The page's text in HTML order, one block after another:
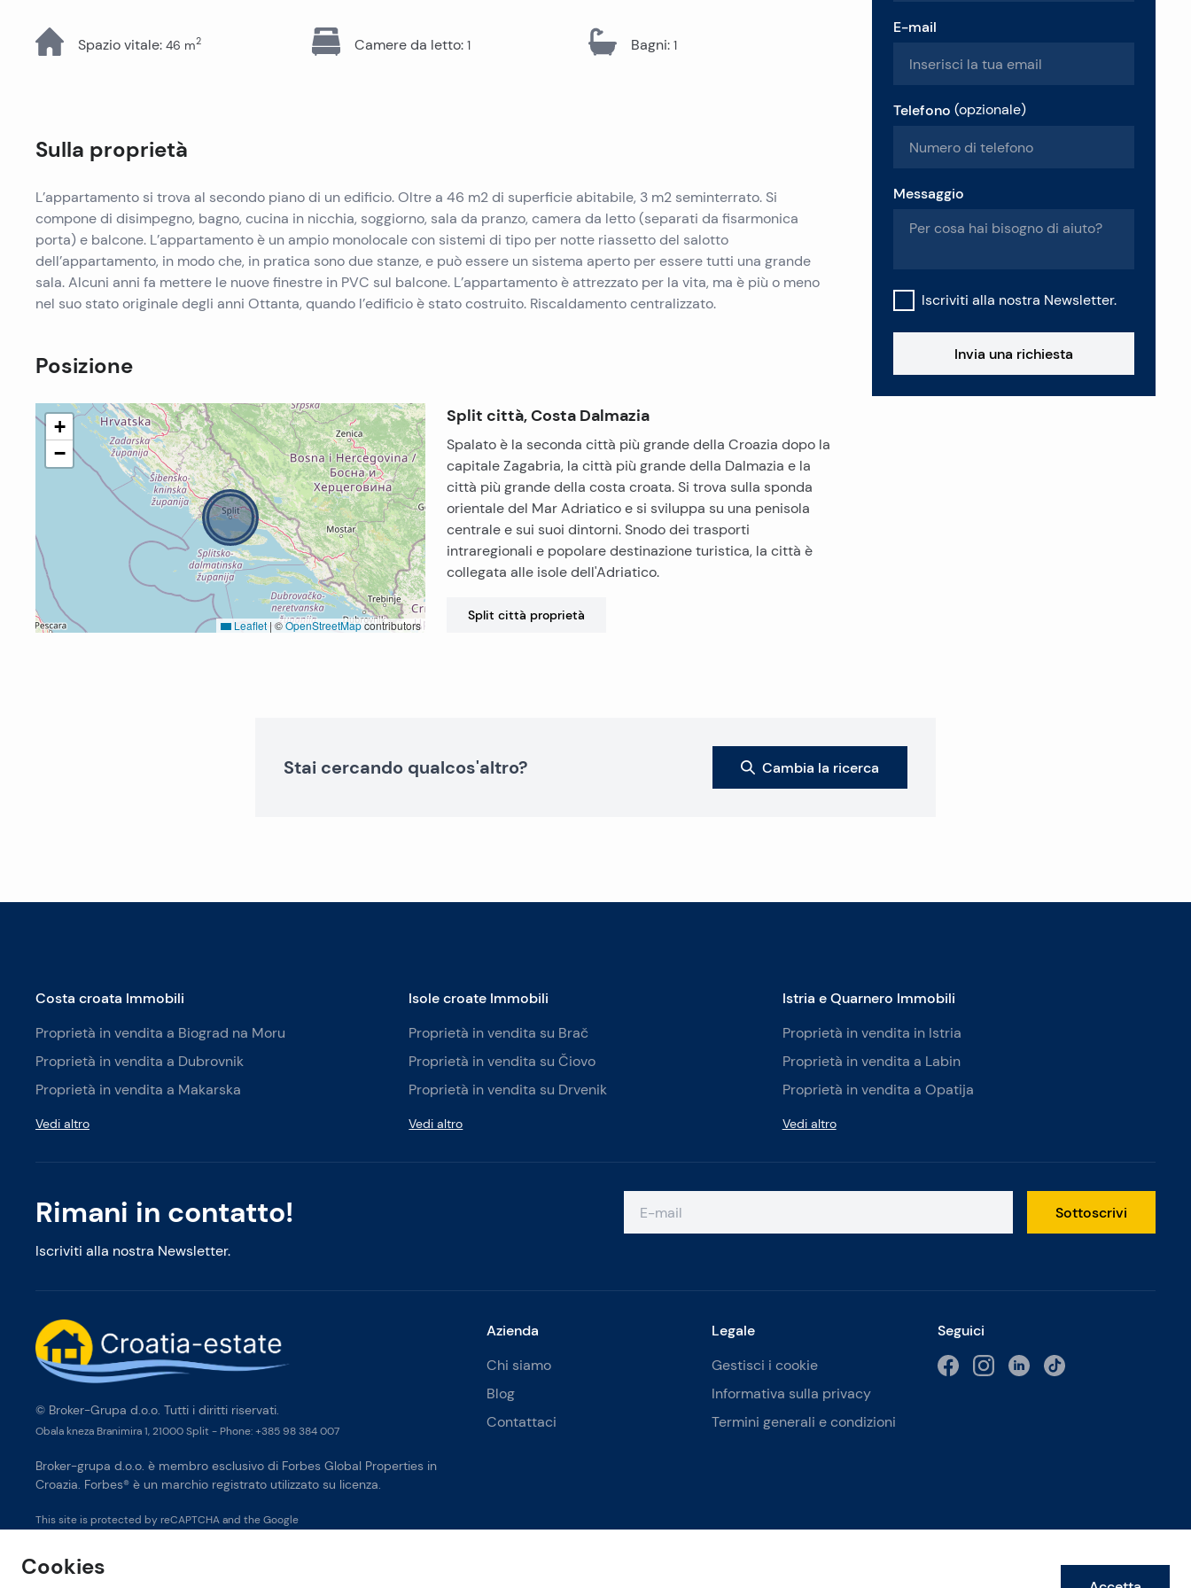
Immobili in vendita a Ugljan
Immobili in vendita a Primosten
Immobili in vendita a Peljesac
Immobili in vendita a Krk
Spazio vitale: 46 m2 Camere da letto: 1 Bagni: 1
Sulla proprietà
L’appartamento si trova al secondo piano di un edificio. Oltre a 46 m2 di superficie abitabile, 3 m2 seminterrato. Si
compone di disimpegno, bagno, cucina in nicchia, soggiorno, sala da pranzo, camera da letto (separati da fisarmonica
porta) e balcone. L’appartamento è un ampio monolocale con sistemi di tipo per notte riassetto del salotto
dell’appartamento, in modo che, in pratica sono due stanze, e può essere un sistema aperto per essere tutti una grande
sala. Alcuni anni fa mettere le nuove finestre in PVC sul balcone. L’appartamento è attrezzato per la vita, ma è più o meno
nel suo stato originale degli anni Ottanta, quando l’edificio è stato costruito. Riscaldamento centralizzato.
Posizione
+
−
Leaflet | ©OpenStreetMapcontributors
Split città, Costa Dalmazia
Spalato è la seconda città più grande della Croazia dopo la
capitale Zagabria, la città più grande della Dalmazia e la
città più grande della costa croata. Si trova sulla sponda
orientale del Mar Adriatico e si sviluppa su una penisola
centrale e sui suoi dintorni. Snodo dei trasporti
intraregionali e popolare destinazione turistica, la città è
collegata alle isole dell'Adriatico.
Split città proprietà
E-mail
Telefono (opzionale)
Messaggio
Iscriviti alla nostra Newsletter.
Invia una richiesta
Stai cercando qualcos'altro? Cambia la ricerca
Rimani in contatto!
Iscriviti alla nostra Newsletter.
Sottoscrivi
Costa croata Immobili
Proprietà in vendita a Biograd na Moru
Proprietà in vendita a Dubrovnik
Proprietà in vendita a Makarska
Vedi altro
Isole croate Immobili
Proprietà in vendita su Brač
Proprietà in vendita su Čiovo
Proprietà in vendita su Drvenik
Vedi altro
Istria e Quarnero Immobili
Proprietà in vendita in Istria
Proprietà in vendita a Labin
Proprietà in vendita a Opatija
Vedi altro
Azienda
Chi siamo
Blog
Contattaci
Legale
Gestisci i cookie
Informativa sulla privacy
Termini generali e condizioni
Seguici
© Broker-Grupa d.o.o. Tutti i diritti riservati.
Obala kneza Branimira 1, 21000 Split - Phone: +385 98 384 007
Broker-grupa d.o.o. è membro esclusivo di Forbes Global Properties in
Croazia. Forbes® è un marchio registrato utilizzato su licenza.
This site is protected by reCAPTCHA and the Google
Cookies